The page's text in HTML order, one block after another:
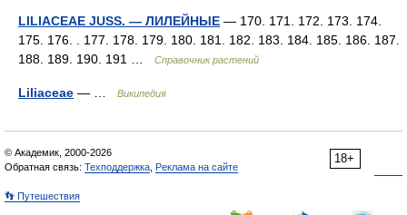
LILIACEAE JUSS. — ЛИЛЕЙНЫЕ — 170. 171. 172. 173. 174.
175. 176. . 177. 178. 179. 180. 181. 182. 183. 184. 185. 186. 187.
188. 189. 190. 191 …
Справочник растений
Liliaceae — … Википедия
18+
© Академик, 2000-2026
Обратная связь: Техподдержка Реклама на сайте
👣 Путешествия